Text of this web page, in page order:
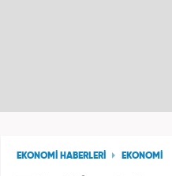
EKONOMİ HABERLERİ EKONOMİ